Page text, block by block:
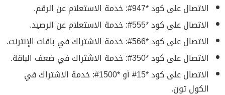
الاتصال على كود *947#: خدمة الاستعلام عن الرقم.
الاتصال على كود *555#: خدمة الاستعلام عن الرصيد.
الاتصال على كود *566#: خدمة الاشتراك في باقات الإنترنت.
الاتصال على كود *350#: خدمة الاشتراك في ضعف الباقة.
الاتصال على كود *15# أو *1500#: خدمة الاشتراك في
الكول تون.